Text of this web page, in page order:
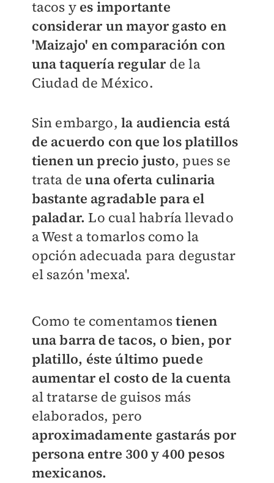
tacos y es importante
considerar un mayor gasto en
'Maizajo' en comparación con
una taquería regularde la
Ciudad de México.
Sin embargo,la audiencia está
de acuerdo con que los platillos
tienen un precio justo, pues se
trata deuna oferta culinaria
bastante agradable para el
paladar. Lo cual habría llevado
a West a tomarlos como la
opción adecuada para degustar
el sazón 'mexa'.
Como te comentamostienen
una barra de tacos, o bien, por
platillo, éste último puede
aumentar el costo de la cuenta
al tratarse de guisos más
elaborados, pero
aproximadamente gastarás por
persona entre 300 y 400 pesos
mexicanos.